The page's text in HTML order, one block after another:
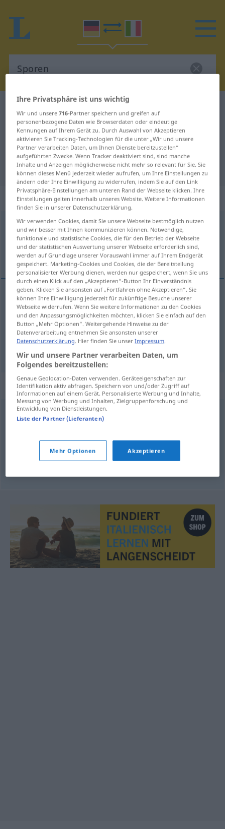
Deutsch-Italienisch Wörterbuch
Deutsch-Italienisch Übersetzung
für "Sporen"
"Sporen" Italienisch Übersetzung
„Sporen“: Plural
Sporenpl
Übersicht aller Übersetzungen
(Für mehr Details die Übersetzung anklicken/antippen)
Sporen → siehe „Spore“
Sporen → siehe „Sporn“
Beispielsätze für "Sporen"
sich (DAT)die ersten Sporenverdienen
die Sporengeben
Ihre Privatsphäre ist uns wichtig
Wir und unsere716-Partner speichern und greifen auf
personenbezogene Daten wie Browserdaten oder eindeutige
Kennungen auf Ihrem Gerät zu. Durch Auswahl von Akzeptieren
aktivieren Sie Tracking-Technologien für die unter „Wir und unsere
Partner verarbeiten Daten, um Ihnen Dienste bereitzustellen“
aufgeführten Zwecke. Wenn Tracker deaktiviert sind, sind manche
Inhalte und Anzeigen möglicherweise nicht mehr so relevant für Sie. Sie
können dieses Menü jederzeit wieder aufrufen, um Ihre Einstellungen zu
ändern oder Ihre Einwilligung zu widerrufen, indem Sie auf den Link
Privatsphäre-Einstellungen am unteren Rand der Webseite klicken. Ihre
Einstellungen gelten innerhalb unseres Website. Weitere Informationen
finden Sie in unserer Datenschutzerklärung.
Wir verwenden Cookies, damit Sie unsere Webseite bestmöglich nutzen
und wir besser mit Ihnen kommunizieren können. Notwendige,
funktionale und statistische Cookies, die für den Betrieb der Webseite
und der statistischen Auswertung unserer Webseite erforderlich sind,
werden auf Grundlage unserer Vorauswahl immer auf Ihrem Endgerät
gespeichert. Marketing-Cookies und Cookies, die der Bereitstellung
personalisierter Werbung dienen, werden nur gespeichert, wenn Sie uns
durch einen Klick auf den „Akzeptieren“-Button Ihr Einverständnis
geben. Klicken Sie ansonsten auf „Fortfahren ohne Akzeptieren“. Sie
können Ihre Einwilligung jederzeit für zukünftige Besuche unserer
Webseite widerrufen. Wenn Sie weitere Informationen zu den Cookies
und den Anpassungsmöglichkeiten möchten, klicken Sie einfach auf den
Button „Mehr Optionen“. Weitergehende Hinweise zu der
Datenverarbeitung entnehmen Sie ansonsten unserer
Datenschutzerklärung. Hier finden Sie unserImpressum.
Wir und unsere Partner verarbeiten Daten, um
Folgendes bereitzustellen:
Genaue Geolocation-Daten verwenden. Geräteeigenschaften zur
Identifikation aktiv abfragen. Speichern von und/oder Zugriff auf
Informationen auf einem Gerät. Personalisierte Werbung und Inhalte,
Messung von Werbung und Inhalten, Zielgruppenforschung und
Entwicklung von Dienstleistungen.
Liste der Partner (Lieferanten)
Mehr Optionen Akzeptieren